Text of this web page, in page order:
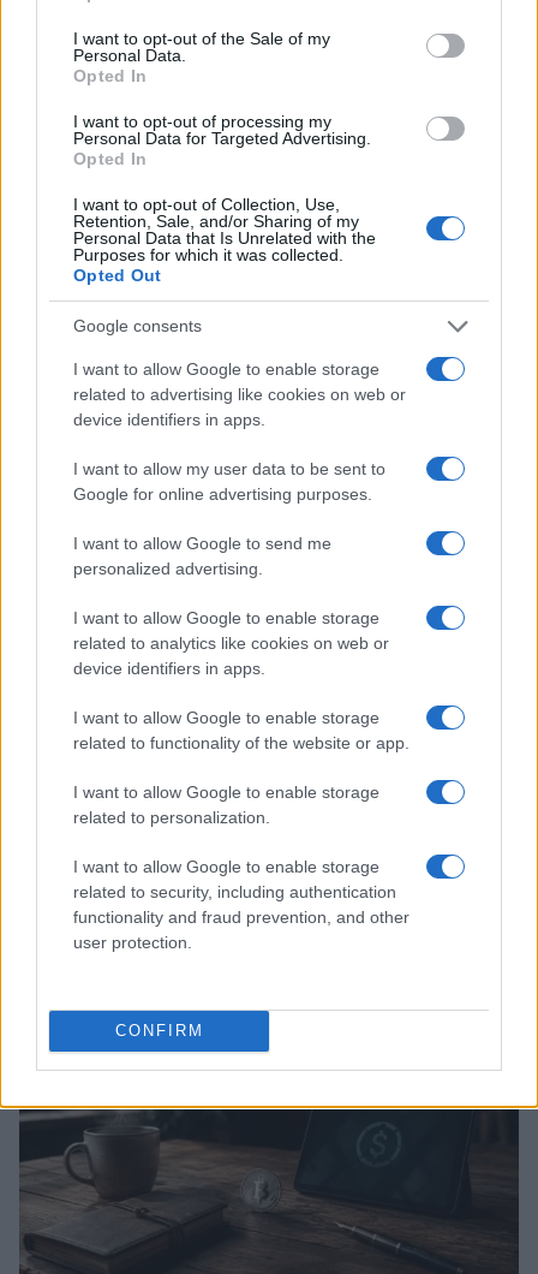
use your data for below specified purposes in below Google
consent section.
I want to opt-out of the Sale of my
Personal Data.
Opted In
I want to opt-out of processing my
Personal Data for Targeted Advertising.
Opted In
I want to opt-out of Collection, Use,
Retention, Sale, and/or Sharing of my
Personal Data that Is Unrelated with the
Purposes for which it was collected.
Opted Out
Google consents
I want to allow Google to enable storage
related to advertising like cookies on web or
device identifiers in apps.
I want to allow my user data to be sent to
Google for online advertising purposes.
I want to allow Google to send me
personalized advertising.
I want to allow Google to enable storage
related to analytics like cookies on web or
device identifiers in apps.
I want to allow Google to enable storage
related to functionality of the website or app.
I want to allow Google to enable storage
related to personalization.
I want to allow Google to enable storage
related to security, including authentication
functionality and fraud prevention, and other
user protection.
CONFIRM
Continue lendo
CRYPTO
Como escolher e usar carteiras de autocustódia para
segurança de criptoativos
CRYPTO
Guia completo de segurança para carteiras de autocustódia e
proteção de criptomoedas